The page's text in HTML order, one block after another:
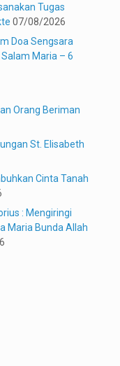
Tugas
07/08/2026
Doa Sengsara
Maria – 6
Orang Beriman
St. Elisabeth
Cinta Tanah
: Mengiringi
Maria Bunda Allah